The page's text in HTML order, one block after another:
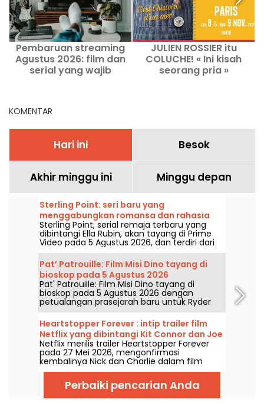
Pembaruan streaming
Agustus 2026: film dan
serial yang wajib
JULIEN ROSSIER itu
COLUCHE! « Ini kisah
seorang pria »
KOMENTAR
Hari ini Besok
Akhir minggu ini Minggu depan
Sterling Point: seri baru yang
menggabungkan romansa dan rahasia
keluarga hadir di Prime Video
Sterling Point, serial remaja terbaru yang
dibintangi Ella Rubin, akan tayang di Prime
Video pada 5 Agustus 2026, dan terdiri dari
delapan episode.
Pat’ Patrouille: Film Misi Dino tayang di
bioskop pada 5 Agustus 2026
Pat' Patrouille: Film Misi Dino tayang di
bioskop pada 5 Agustus 2026 dengan
petualangan prasejarah baru untuk Ryder
dan timnya.
Heartstopper Forever : intip trailer film
Netflix yang dibintangi Kit Connor dan Joe
Locke
Netflix merilis trailer Heartstopper Forever
pada 27 Mei 2026, mengonfirmasi
kembalinya Nick dan Charlie dalam film
penutup yang akan hadir di platform ini
pada 17 Juli 2026. Ditulis oleh Alice Oseman
dan disutradarai Wash Westmoreland, film
panjang ini secara resmi menutup kisah seri
Perbaiki pencarian Anda